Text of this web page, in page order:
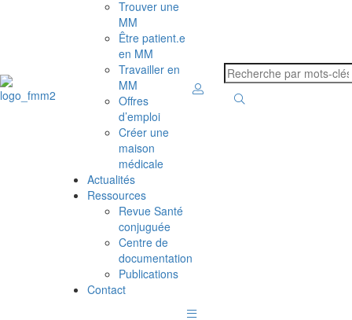
Trouver une
MM
Être patient.e
en MM
Travailler en
MM
Offres
d’emploi
Créer une
maison
médicale
Actualités
Ressources
Revue Santé
conjuguée
Centre de
documentation
Publications
Contact